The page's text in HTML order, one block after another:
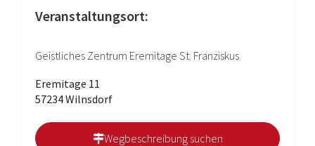
Veranstaltungsort:
Geistliches Zentrum Eremitage St. Franziskus
Eremitage 11
57234 Wilnsdorf
Wegbeschreibung suchen